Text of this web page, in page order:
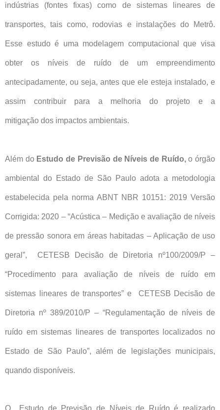
indústrias (fontes fixas) como de sistemas lineares de
transportes, tais como, rodovias e instalações do Metrô.
Esse estudo é uma modelagem computacional que visa
obter os níveis de ruído de um empreendimento
antecipadamente, ou seja, antes que ele esteja instalado, e
assim contribuir para a melhoria do projeto e a
mitigação dos impactos ambientais.
Além do Estudo de Previsão de Níveis de Ruído,o órgão
ambiental do Estado de São Paulo adota a metodologia
estabelecida pela norma ABNT NBR 10151: 2019 Versão
Corrigida: 2020 – “Acústica – Medição e avaliação de níveis
de pressão sonora em áreas habitadas – Aplicação de uso
geral”, CETESB Decisão de Diretoria nº100/2009/P –
“Procedimento para avaliação de níveis de ruído em
sistemas lineares de transportes” e CETESB Decisão de
Diretoria nº 389/2010/P – “Regulamentação de níveis de
ruído em sistemas lineares de transportes localizados no
Estado de São Paulo”, além de legislações municipais,
quando disponíveis.
O Estudo de Previsão de Níveis de Ruído é realizado